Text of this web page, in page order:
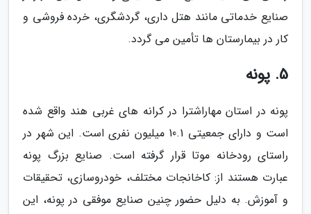
صنایع خدماتی مانند هتل داری، گردشگری، خرده فروشی و
کار در بیمارستان ها تأمین می گردد.
5. پونه
پونه در استان مهاراشترا در کرانه های غربی هند واقع شده
است و دارای جمعیتی 10.1 میلیون نفری است. این شهر در
راستای رودخانه موتا قرار گرفته است. صنایع بزرگ پونه
عبارت هستند از: کاخانجات مختلف، خودروسازی، تحقیقات
و آموزش. به دلیل حضور چنین صنایع موفقی در پونه، این